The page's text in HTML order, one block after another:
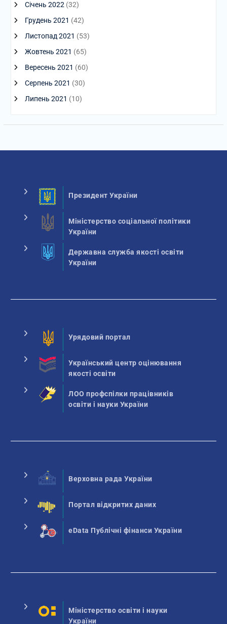
Січень 2022 (32)
Грудень 2021 (42)
Листопад 2021 (53)
Жовтень 2021 (65)
Вересень 2021 (60)
Серпень 2021 (30)
Липень 2021 (10)
Президент України
Міністерство соціальної політики
України
Державна служба якості освіти
України
Урядовий портал
Український центр оцінювання
якості освіти
ЛОО профспілки працівників
освіти і науки України
Верховна рада України
Портал відкритих даних
eData Публічні фінанси України
Міністерство освіти і науки
України